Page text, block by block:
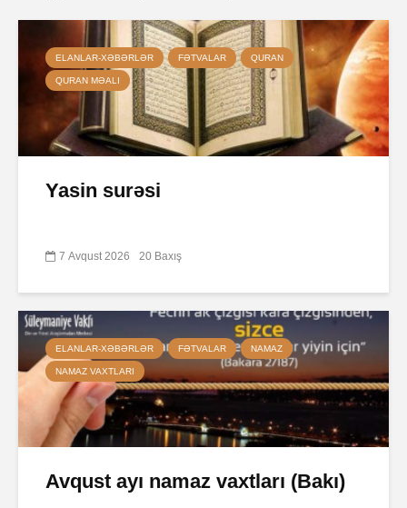
ELANLAR-XƏBƏRLƏR FƏTVALAR QURAN
QURAN MƏALI
Yasin surəsi
7 Avqust 2026 20 Baxış
ELANLAR-XƏBƏRLƏR FƏTVALAR NAMAZ
NAMAZ VAXTLARI
Avqust ayı namaz vaxtları (Bakı)